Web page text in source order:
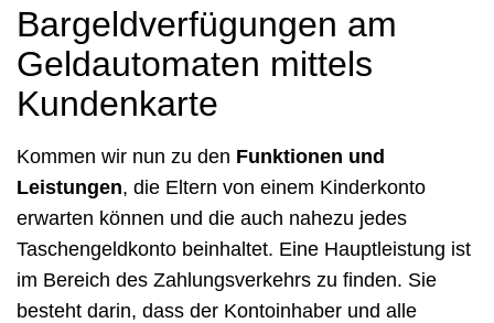
Bargeldverfügungen am
Geldautomaten mittels
Kundenkarte
Kommen wir nun zu den Funktionen und
Leistungen, die Eltern von einem Kinderkonto
erwarten können und die auch nahezu jedes
Taschengeldkonto beinhaltet. Eine Hauptleistung ist
im Bereich des Zahlungsverkehrs zu finden. Sie
besteht darin, dass der Kontoinhaber und alle